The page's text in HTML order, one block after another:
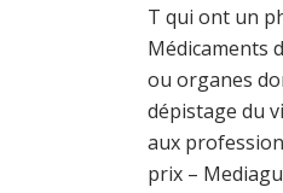
T qui ont un
Médicaments
ou organes
dépistage du
aux
prix –